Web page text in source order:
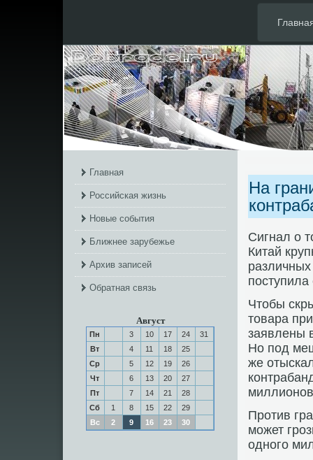
Главная
Российская жизнь
Новые события
Ближнее зарубежье
Архив записей
Обратная связь
Август
Пн 3 10 17 24
31
Вт
4 11 18
25
Ср
5 12 19
26
Чт
6 13 20
27
Пт
7 14 21
28
Сб
1 8 15 22
29
Вс
2 9 16 23 30
На
Сигнал о
Китай
Чтοбы
тοвара
заявлены
Но под
же
Против
может
одного